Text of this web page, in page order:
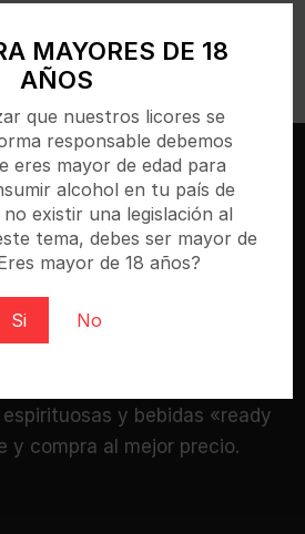
MAYORES DE 18
AÑOS
que nuestros licores se
responsable debemos
eres mayor de edad para
alcohol en tu país de
no existir una legislación al
tema, debes ser mayor de
mayor de 18 años?
Si No
y bebidas «ready
y compra al mejor precio.